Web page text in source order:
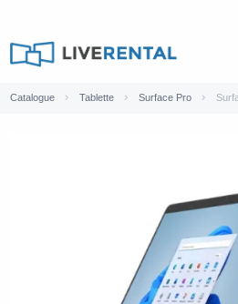
Catalogue Tablette Surface Pro